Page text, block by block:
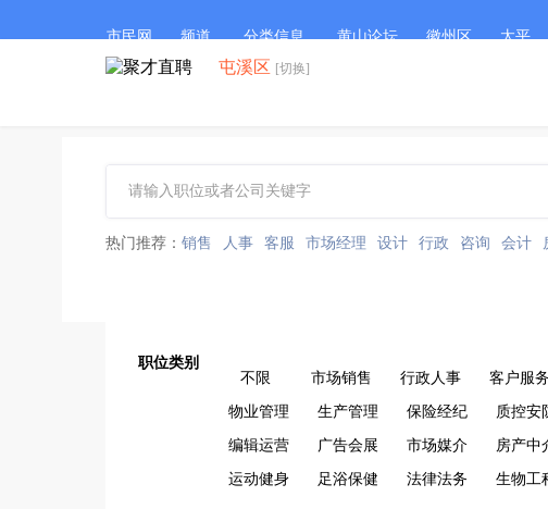
市民网 频道 分类信息 黄山论坛 徽州区 太平
屯溪区 [切换]
热门推荐： 销售 人事 客服 市场经理 设计 行政 咨询 会计
职位类别
不限
市场销售 行政人事 客户服务
物业管理 生产管理 保险经纪 质控安
编辑运营 广告会展 市场媒介 房产中
运动健身 足浴保健 法律法务 生物工